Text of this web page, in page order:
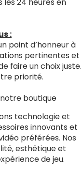
:
point d’honneur à
pertinentes et
faire un choix juste.
priorité.
boutique
technologie et
innovants et
préférées. Nos
esthétique et
de jeu.